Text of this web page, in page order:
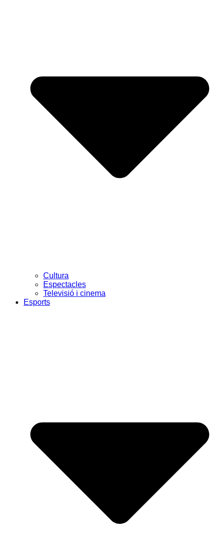
Cultura
Espectacles
Televisió i cinema
Esports